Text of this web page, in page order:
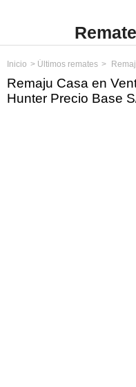
Inicio Últimos remates Remaju
Remaju Casa en
Hunter Precio Base